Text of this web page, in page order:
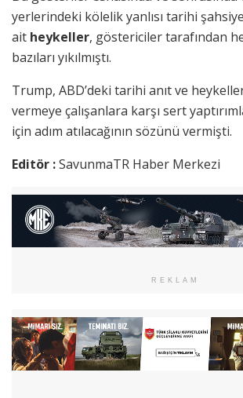
yerlerindeki kölelik yanlısı tarihi
ait heykeller, göstericiler tarafından
bazıları yıkılmıştı.
Trump, ABD’deki tarihi anıt ve
vermeye çalışanlara karşı sert
için adım atılacağının sözünü vermişti.
Editör :SavunmaTR Haber Merkezi
REKLAM